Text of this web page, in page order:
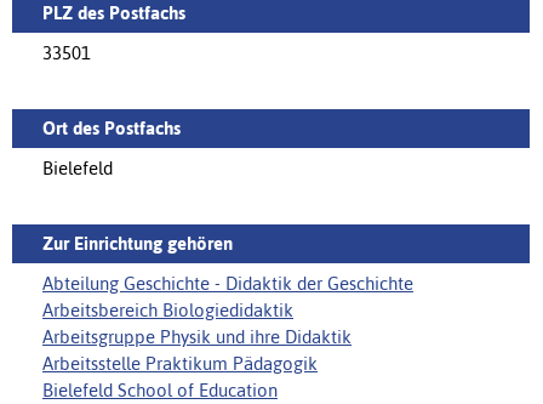
PLZ des Postfachs
33501
Ort des Postfachs
Bielefeld
Zur Einrichtung gehören
Abteilung Geschichte - Didaktik der Geschichte
Arbeitsbereich Biologiedidaktik
Arbeitsgruppe Physik und ihre Didaktik
Arbeitsstelle Praktikum Pädagogik
Bielefeld School of Education